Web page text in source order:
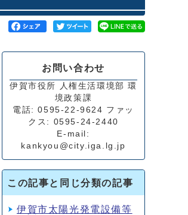
お問い合わせ
伊賀市役所 人権生活環境部 環
境政策課
電話: 0595-22-9624 ファッ
クス: 0595-24-2440
E-mail:
kankyou@city.iga.lg.jp
この記事と同じ分類の記事
伊賀市太陽光発電設備等